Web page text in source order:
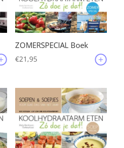
ZOMERSPECIAL Boek
€21,95